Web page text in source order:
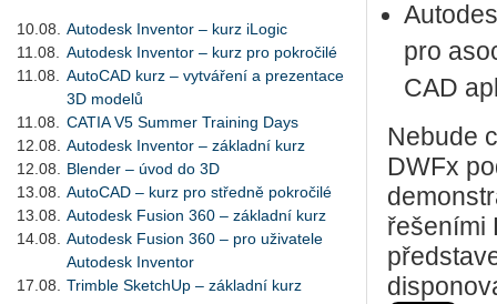
10.08.
Autodesk Inventor – kurz iLogic
11.08.
Autodesk Inventor – kurz pro pokročilé
11.08.
AutoCAD kurz – vytváření a prezentace
3D modelů
11.08.
CATIA V5 Summer Training Days
12.08.
Autodesk Inventor – základní kurz
12.08.
Blender – úvod do 3D
13.08.
AutoCAD – kurz pro středně pokročilé
13.08.
Autodesk Fusion 360 – základní kurz
14.08.
Autodesk Fusion 360 – pro uživatele
Autodesk Inventor
17.08.
Trimble SketchUp – základní kurz
pro
CAD
Nebude
DWFx
řešeními